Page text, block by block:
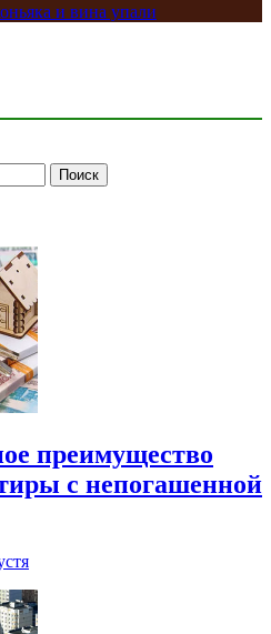
и вина упали
преимущество
с непогашенной